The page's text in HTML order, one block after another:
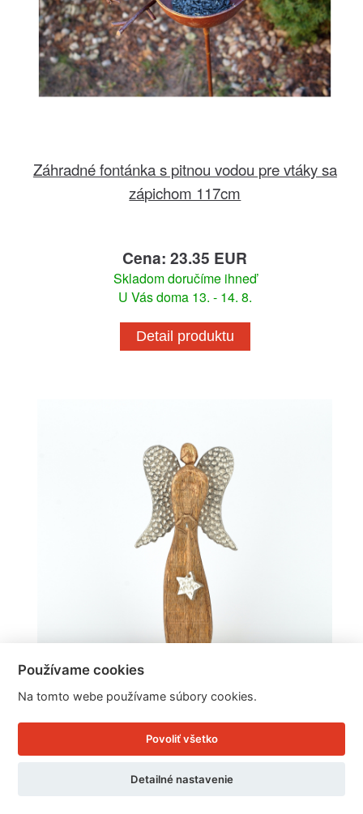
Záhradné fontánka s pitnou vodou pre vtáky sa
zápichom 117cm
Cena: 23.35 EUR
Skladom doručíme ihneď
U Vás doma 13. - 14. 8.
Detail produktu
Dekorácia Anjel Arella 50 cm
Cena: 55.18 EUR
Používame cookies
Na tomto webe používame súbory cookies.
Povoliť všetko
Detailné nastavenie